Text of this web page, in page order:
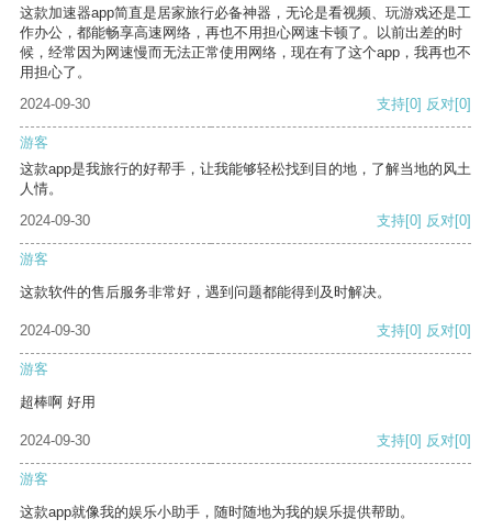
这款加速器app简直是居家旅行必备神器，无论是看视频、玩游戏还是工
作办公，都能畅享高速网络，再也不用担心网速卡顿了。以前出差的时
候，经常因为网速慢而无法正常使用网络，现在有了这个app，我再也不
用担心了。
2024-09-30
支持[0] 反对[0]
游客
这款app是我旅行的好帮手，让我能够轻松找到目的地，了解当地的风土
人情。
2024-09-30
支持[0] 反对[0]
游客
这款软件的售后服务非常好，遇到问题都能得到及时解决。
2024-09-30 支持[0] 反对[0]
游客
超棒啊 好用
2024-09-30 支持[0] 反对[0]
游客
这款app就像我的娱乐小助手，随时随地为我的娱乐提供帮助。